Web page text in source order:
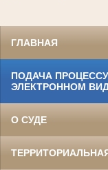
ГЛАВНАЯ
ПОДАЧА
ЭЛЕКТРОННОМ
О СУДЕ